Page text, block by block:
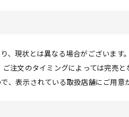
現状とは異なる場合がございます。
注文のタイミングによっては完売と
表示されている取扱店舗にご用意